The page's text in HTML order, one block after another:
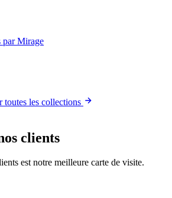
par Mirage
toutes les collections
clients
est notre meilleure carte de visite.